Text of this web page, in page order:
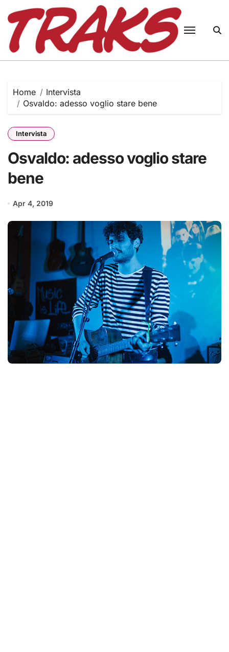
content
Home
Intervista
Osvaldo: adesso voglio stare bene
Intervista
Osvaldo: adesso voglio stare
bene
Apr 4, 2019